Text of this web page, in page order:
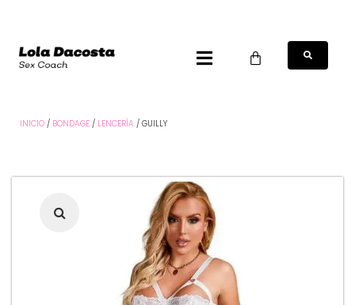
INICIO / BONDAGE / LENCERÍA / GUILLY